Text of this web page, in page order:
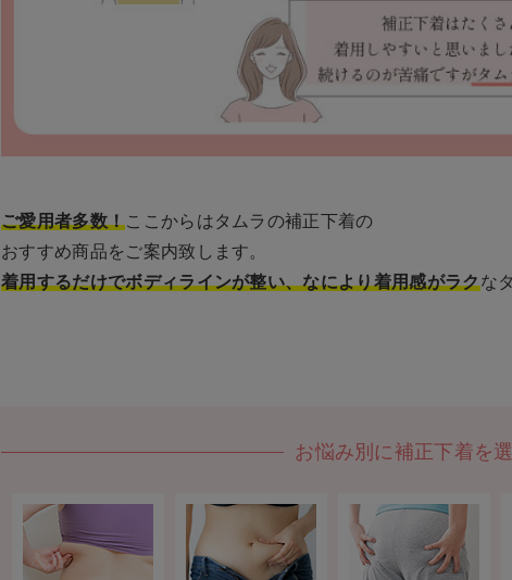
ご愛用者多数！ここからはタムラの補正下着の
おすすめ商品をご案内致します。
着用するだけでボディラインが整い、なにより着用感がラクな
お悩み別に補正下着を